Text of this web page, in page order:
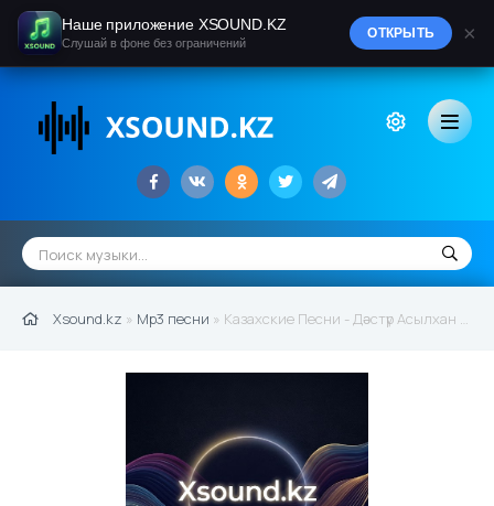
Xsound.kz » Mp3 песни » Казахские Песни - Дәстүр Асылхан - Наурыз
Наше приложение XSOUND.KZ
Слушай в фоне без ограничений
ОТКРЫТЬ ×